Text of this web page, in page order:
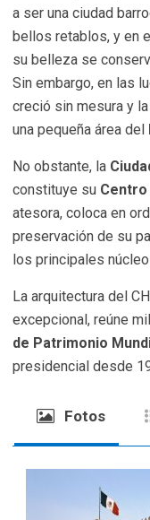
a ser una ciudad
bellos retablos, y en
su belleza se
Sin embargo, en las
creció sin mesura y
una pequeña área del
No obstante, la
constituye su
atesora, coloca en
preservación de su
los principales
La arquitectura del
excepcional, reúne
de Patrimonio
presidencial desde
Fotos